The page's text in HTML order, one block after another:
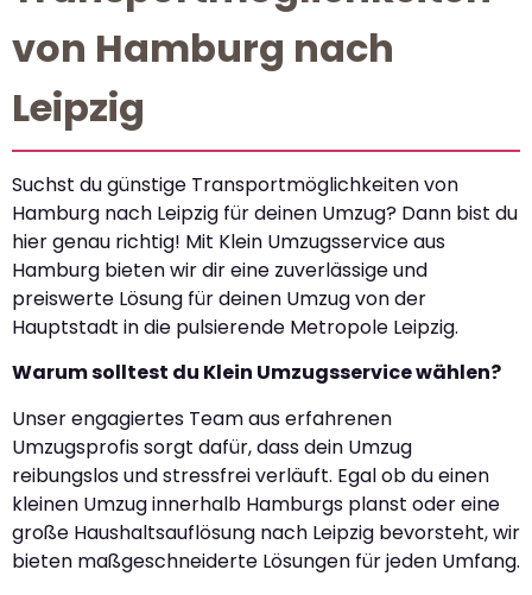
von Hamburg nach
Leipzig
Suchst du günstige Transportmöglichkeiten von
Hamburg nach Leipzig für deinen Umzug? Dann bist du
hier genau richtig! Mit Klein Umzugsservice aus
Hamburg bieten wir dir eine zuverlässige und
preiswerte Lösung für deinen Umzug von der
Hauptstadt in die pulsierende Metropole Leipzig.
Warum solltest du Klein Umzugsservice wählen?
Unser engagiertes Team aus erfahrenen
Umzugsprofis sorgt dafür, dass dein Umzug
reibungslos und stressfrei verläuft. Egal ob du einen
kleinen Umzug innerhalb Hamburgs planst oder eine
große Haushaltsauflösung nach Leipzig bevorsteht, wir
bieten maßgeschneiderte Lösungen für jeden Umfang.